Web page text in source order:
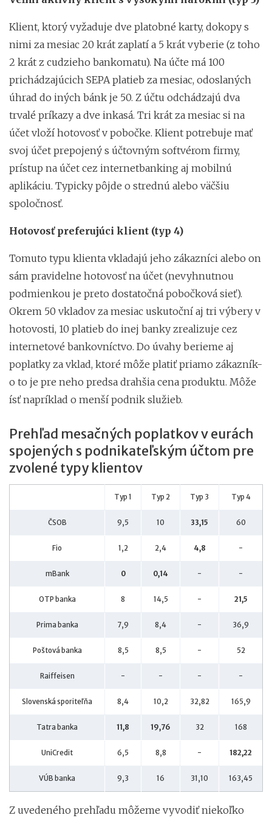
Klient, ktorý vyžaduje dve platobné karty, dokopy s
nimi za mesiac 20 krát zaplatí a 5 krát vyberie (z toho
2 krát z cudzieho bankomatu). Na účte má 100
prichádzajúcich SEPA platieb za mesiac, odoslaných
úhrad do iných bánk je 50. Z účtu odchádzajú dva
trvalé príkazy a dve inkasá. Tri krát za mesiac si na
účet vloží hotovosť v pobočke. Klient potrebuje mať
svoj účet prepojený s účtovným softvérom firmy,
prístup na účet cez internetbanking aj mobilnú
aplikáciu. Typicky pôjde o strednú alebo väčšiu
spoločnosť.
Hotovosť preferujúci klient (typ 4)
Tomuto typu klienta vkladajú jeho zákazníci alebo on
sám pravidelne hotovosť na účet (nevyhnutnou
podmienkou je preto dostatočná pobočková sieť).
Okrem 50 vkladov za mesiac uskutoční aj tri výbery v
hotovosti, 10 platieb do inej banky zrealizuje cez
internetové bankovníctvo. Do úvahy berieme aj
poplatky za vklad, ktoré môže platiť priamo zákazník-
o to je pre neho predsa drahšia cena produktu. Môže
ísť napríklad o menší podnik služieb.
Prehľad mesačných poplatkov v eurách
spojených s podnikateľským účtom pre
zvolené typy klientov
Typ 1 Typ 2 Typ 3 Typ 4
ČSOB 9,5 10 33,15 60
Fio 1,2 2,4 4,8 -
mBank 0 0,14 - -
OTP banka 8 14,5 - 21,5
Prima banka 7,9 8,4 - 36,9
Poštová banka 8,5 8,5 - 52
Raiffeisen - - - -
Slovenská sporiteľňa 8,4 10,2 32,82 165,9
Tatra banka 11,8 19,76 32 168
UniCredit 6,5 8,8 - 182,22
VÚB banka 9,3 16 31,10 163,45
Z uvedeného prehľadu môžeme vyvodiť niekoľko